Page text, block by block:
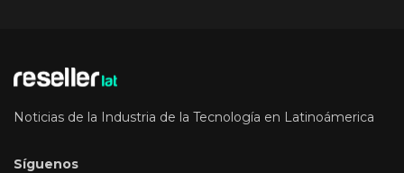
Noticias de la Industria de la Tecnología en Latinoámerica
Síguenos